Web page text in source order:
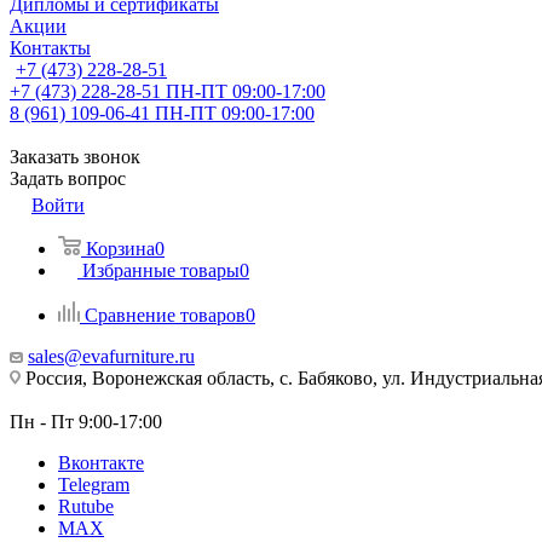
Дипломы и сертификаты
Акции
Контакты
+7 (473) 228-28-51
+7 (473) 228-28-51 ПН-ПТ 09:00-17:00
8 (961) 109-06-41 ПН-ПТ 09:00-17:00
Заказать звонок
Задать вопрос
Войти
Корзина0
Избранные товары0
Сравнение товаров0
sales@evafurniture.ru
Россия, Воронежская область, с. Бабяково, ул.
Пн - Пт 9:00-17:00
Вконтакте
Telegram
Rutube
MAX